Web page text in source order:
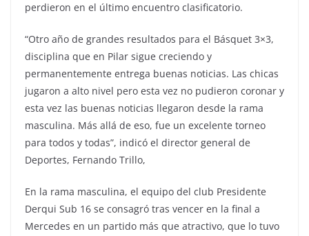
perdieron en el último encuentro clasificatorio.
“Otro año de grandes resultados para el Básquet 3×3,
disciplina que en Pilar sigue creciendo y
permanentemente entrega buenas noticias. Las chicas
jugaron a alto nivel pero esta vez no pudieron coronar y
esta vez las buenas noticias llegaron desde la rama
masculina. Más allá de eso, fue un excelente torneo
para todos y todas”, indicó el director general de
Deportes, Fernando Trillo,
En la rama masculina, el equipo del club Presidente
Derqui Sub 16 se consagró tras vencer en la final a
Mercedes en un partido más que atractivo, que lo tuvo